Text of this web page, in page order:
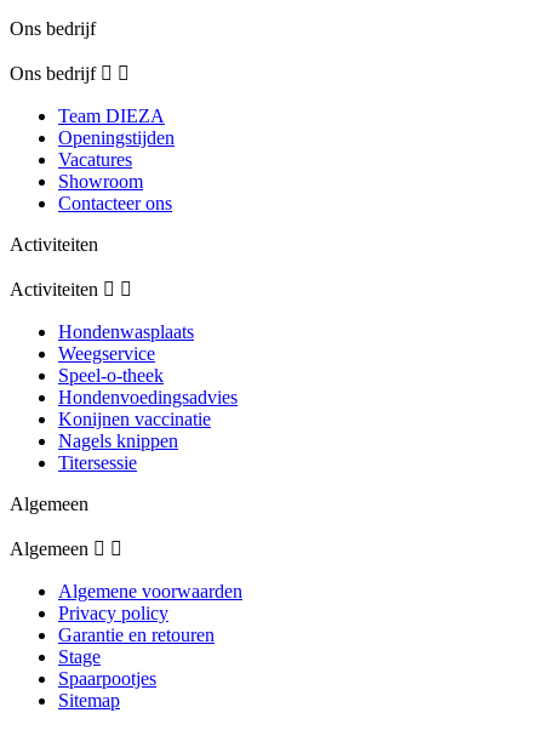
Ons bedrijf
Ons bedrijf  
Team DIEZA
Openingstijden
Vacatures
Showroom
Contacteer ons
Activiteiten
Activiteiten  
Hondenwasplaats
Weegservice
Speel-o-theek
Hondenvoedingsadvies
Konijnen vaccinatie
Nagels knippen
Titersessie
Algemeen
Algemeen  
Algemene voorwaarden
Privacy policy
Garantie en retouren
Stage
Spaarpootjes
Sitemap